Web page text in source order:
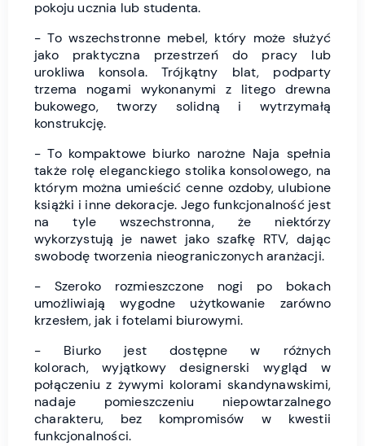
pokoju ucznia lub studenta.
- To wszechstronne mebel, który może służyć
jako praktyczna przestrzeń do pracy lub
urokliwa konsola. Trójkątny blat, podparty
trzema nogami wykonanymi z litego drewna
bukowego, tworzy solidną i wytrzymałą
konstrukcję.
- To kompaktowe biurko narożne Naja spełnia
także rolę eleganckiego stolika konsolowego, na
którym można umieścić cenne ozdoby, ulubione
książki i inne dekoracje. Jego funkcjonalność jest
na tyle wszechstronna, że niektórzy
wykorzystują je nawet jako szafkę RTV, dając
swobodę tworzenia nieograniczonych aranżacji.
- Szeroko rozmieszczone nogi po bokach
umożliwiają wygodne użytkowanie zarówno
krzesłem, jak i fotelami biurowymi.
- Biurko jest dostępne w różnych
kolorach, wyjątkowy designerski wygląd w
połączeniu z żywymi kolorami skandynawskimi,
nadaje pomieszczeniu niepowtarzalnego
charakteru, bez kompromisów w kwestii
funkcjonalności.